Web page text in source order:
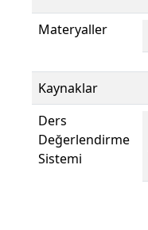
Materyaller
Kaynaklar
Ders
Değerlendirme
Sistemi